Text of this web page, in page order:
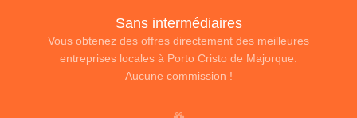
Sans intermédiaires
Vous obtenez des offres directement des meilleures
entreprises locales à Porto Cristo de Majorque.
Aucune commission !